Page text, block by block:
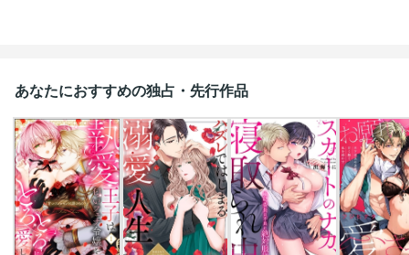
あなたにおすすめの独占・先行作品